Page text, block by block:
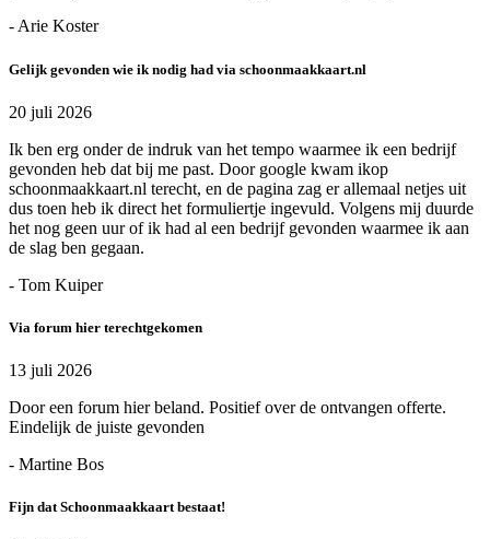
- Arie Koster
Gelijk gevonden wie ik nodig had via schoonmaakkaart.nl
20 juli 2026
Ik ben erg onder de indruk van het tempo waarmee ik een bedrijf
gevonden heb dat bij me past. Door google kwam ikop
schoonmaakkaart.nl terecht, en de pagina zag er allemaal netjes uit
dus toen heb ik direct het formuliertje ingevuld. Volgens mij duurde
het nog geen uur of ik had al een bedrijf gevonden waarmee ik aan
de slag ben gegaan.
- Tom Kuiper
Via forum hier terechtgekomen
13 juli 2026
Door een forum hier beland. Positief over de ontvangen offerte.
Eindelijk de juiste gevonden
- Martine Bos
Fijn dat Schoonmaakkaart bestaat!